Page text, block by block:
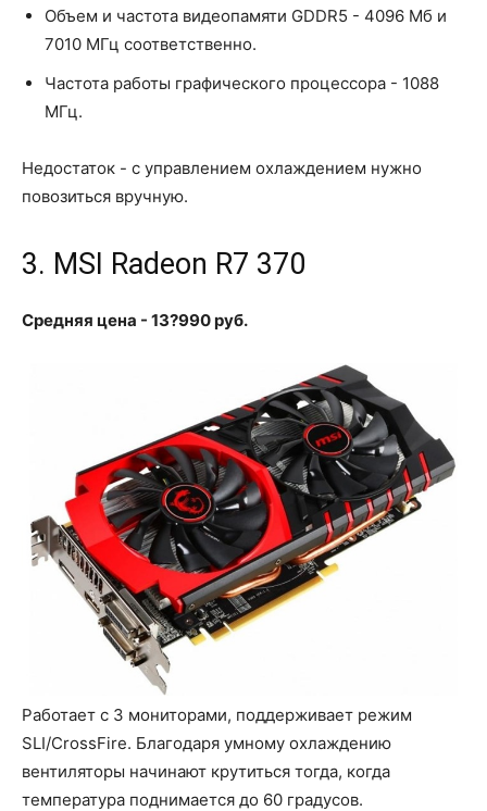
Объем и частота видеопамяти GDDR5 - 4096 Мб и
7010 МГц соответственно.
Частота работы графического процессора - 1088
МГц.
Недостаток - с управлением охлаждением нужно
повозиться вручную.
3. MSI Radeon R7 370
Средняя цена - 13?990 руб.
Работает с 3 мониторами, поддерживает режим
SLI/CrossFire. Благодаря умному охлаждению
вентиляторы начинают крутиться тогда, когда
температура поднимается до 60 градусов.